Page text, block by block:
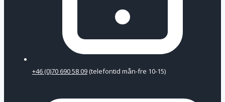
+46 (0)70 690 58 09(telefontid mån-fre 10-15)